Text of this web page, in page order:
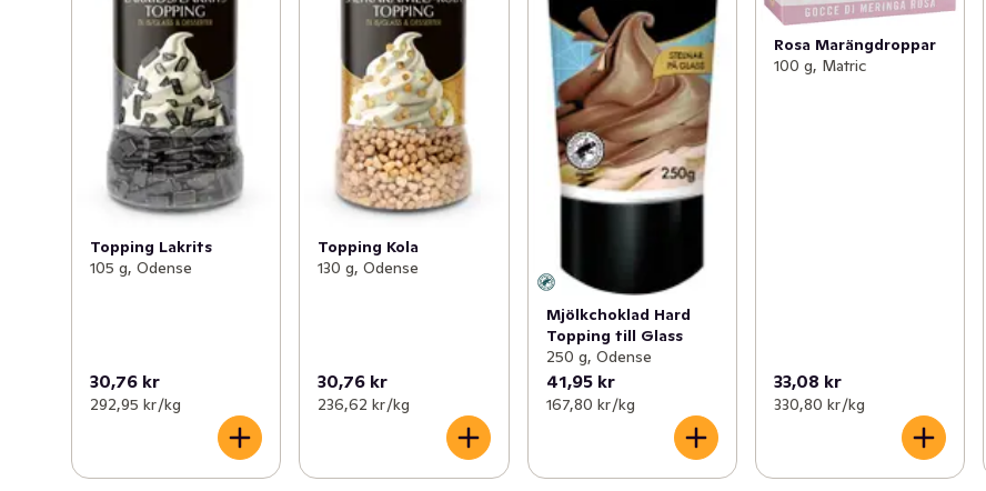
Topping Lakrits
105 g, Odense
30,76 kr
292,95 kr /kg
Topping Kola
130 g, Odense
30,76 kr
236,62 kr /kg
Mjölkchoklad Hard
Topping till Glass
250 g, Odense
41,95 kr
167,80 kr /kg
Rosa Marängdroppar
100 g, Matric
33,08 kr
330,80 kr /kg